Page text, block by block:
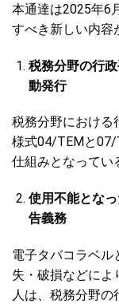
本通達は2025年6
すべき新しい内容
税務分野の行
動発行
税務分野における
様式04/TEMと07/
仕組みとなってい
使用不能とな
告義務
電子タバコラベル
失・破損などによ
人は、税務分野